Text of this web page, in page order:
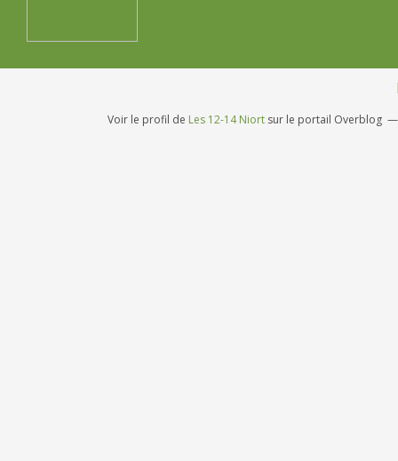
Voir le profil de Les 12-14 Niort sur le portail Overblog